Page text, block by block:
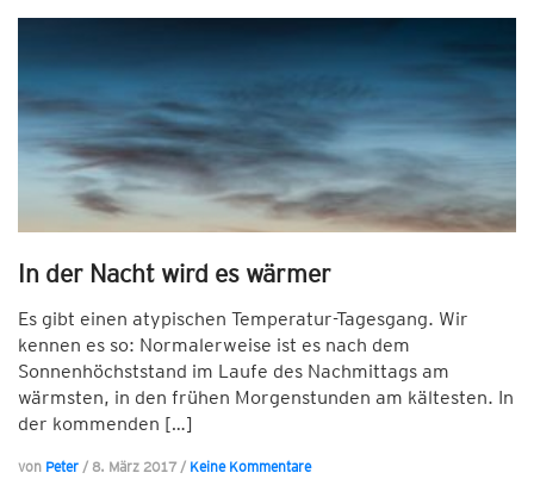
In der Nacht wird es wärmer
Es gibt einen atypischen Temperatur-Tagesgang. Wir
kennen es so: Normalerweise ist es nach dem
Sonnenhöchststand im Laufe des Nachmittags am
wärmsten, in den frühen Morgenstunden am kältesten. In
der kommenden […]
von Peter / 8. März 2017 / Keine Kommentare